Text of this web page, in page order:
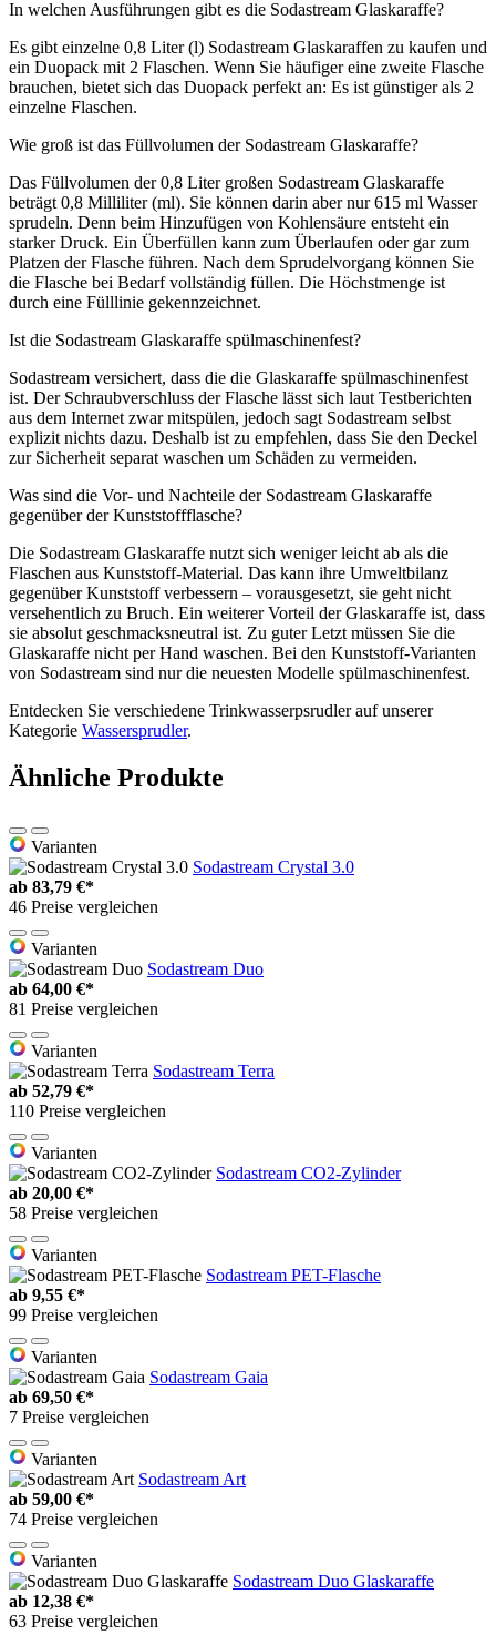
In welchen Ausführungen gibt es die Sodastream Glaskaraffe?
Es gibt einzelne 0,8 Liter (l) Sodastream Glaskaraffen zu kaufen und
ein Duopack mit 2 Flaschen. Wenn Sie häufiger eine zweite Flasche
brauchen, bietet sich das Duopack perfekt an: Es ist günstiger als 2
einzelne Flaschen.
Wie groß ist das Füllvolumen der Sodastream Glaskaraffe?
Das Füllvolumen der 0,8 Liter großen Sodastream Glaskaraffe
beträgt 0,8 Milliliter (ml). Sie können darin aber nur 615 ml Wasser
sprudeln. Denn beim Hinzufügen von Kohlensäure entsteht ein
starker Druck. Ein Überfüllen kann zum Überlaufen oder gar zum
Platzen der Flasche führen. Nach dem Sprudelvorgang können Sie
die Flasche bei Bedarf vollständig füllen. Die Höchstmenge ist
durch eine Fülllinie gekennzeichnet.
Ist die Sodastream Glaskaraffe spülmaschinenfest?
Sodastream versichert, dass die die Glaskaraffe spülmaschinenfest
ist. Der Schraubverschluss der Flasche lässt sich laut Testberichten
aus dem Internet zwar mitspülen, jedoch sagt Sodastream selbst
explizit nichts dazu. Deshalb ist zu empfehlen, dass Sie den Deckel
zur Sicherheit separat waschen um Schäden zu vermeiden.
Was sind die Vor- und Nachteile der Sodastream Glaskaraffe
gegenüber der Kunststoffflasche?
Die Sodastream Glaskaraffe nutzt sich weniger leicht ab als die
Flaschen aus Kunststoff-Material. Das kann ihre Umweltbilanz
gegenüber Kunststoff verbessern – vorausgesetzt, sie geht nicht
versehentlich zu Bruch. Ein weiterer Vorteil der Glaskaraffe ist, dass
sie absolut geschmacksneutral ist. Zu guter Letzt müssen Sie die
Glaskaraffe nicht per Hand waschen. Bei den Kunststoff-Varianten
von Sodastream sind nur die neuesten Modelle spülmaschinenfest.
Entdecken Sie verschiedene Trinkwasserpsrudler auf unserer
Kategorie Wassersprudler.
Ähnliche Produkte
Varianten
Sodastream Crystal 3.0
ab 83,79 €*
46 Preise vergleichen
Varianten
Sodastream Duo
ab 64,00 €*
81 Preise vergleichen
Varianten
Sodastream Terra
ab 52,79 €*
110 Preise vergleichen
Varianten
Sodastream CO2-Zylinder
ab 20,00 €*
58 Preise vergleichen
Varianten
Sodastream PET-Flasche
ab 9,55 €*
99 Preise vergleichen
Varianten
Sodastream Gaia
ab 69,50 €*
7 Preise vergleichen
Varianten
Sodastream Art
ab 59,00 €*
74 Preise vergleichen
Varianten
Sodastream Duo Glaskaraffe
ab 12,38 €*
63 Preise vergleichen